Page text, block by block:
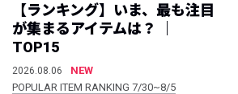
【ランキング】いま、最も注目
が集まるアイテムは？ ｜
TOP15
2026.08.06
NEW
POPULAR ITEM RANKING 7/30~8/5